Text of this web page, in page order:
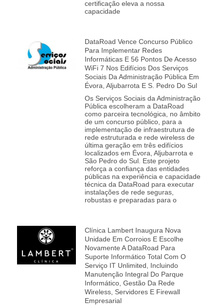
certificação eleva a nossa
capacidade
DataRoad Vence Concurso Público
Para Implementar Redes
Informáticas E 56 Pontos De Acesso
WiFi 7 Nos Edifícios Dos Serviços
Sociais Da Administração Pública Em
Évora, Aljubarrota E S. Pedro Do Sul
Os Serviços Sociais da Administração
Pública escolheram a DataRoad
como parceira tecnológica, no âmbito
de um concurso público, para a
implementação de infraestrutura de
rede estruturada e rede wireless de
última geração em três edifícios
localizados em Évora, Aljubarrota e
São Pedro do Sul. Este projeto
reforça a confiança das entidades
públicas na experiência e capacidade
técnica da DataRoad para executar
instalações de rede seguras,
robustas e preparadas para o
Clínica Lambert Inaugura Nova
Unidade Em Corroios E Escolhe
Novamente A DataRoad Para
Suporte Informático Total Com O
Serviço IT Unlimited, Incluindo
Manutenção Integral Do Parque
Informático, Gestão Da Rede
Wireless, Servidores E Firewall
Empresarial